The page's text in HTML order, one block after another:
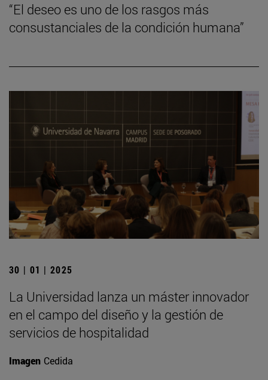
“El deseo es uno de los rasgos más
consustanciales de la condición humana”
30 | 01 | 2025
La Universidad lanza un máster innovador
en el campo del diseño y la gestión de
servicios de hospitalidad
Imagen Cedida